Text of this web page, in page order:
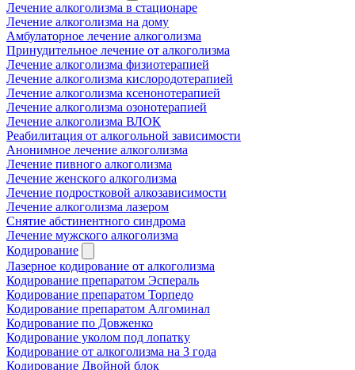
Лечение алкоголизма в стационаре
Лечение алкоголизма на дому
Амбулаторное лечение алкоголизма
Принудительное лечение от алкоголизма
Лечение алкоголизма физиотерапией
Лечение алкоголизма кислородотерапией
Лечение алкоголизма ксенонотерапией
Лечение алкоголизма озонотерапией
Лечение алкоголизма ВЛОК
Реабилитация от алкогольной зависимости
Анонимное лечение алкоголизма
Лечение пивного алкоголизма
Лечение женского алкоголизма
Лечение подростковой алкозависимости
Лечение алкоголизма лазером
Снятие абстинентного синдрома
Лечение мужского алкоголизма
Кодирование
Лазерное кодирование от алкоголизма
Кодирование препаратом Эспераль
Кодирование препаратом Торпедо
Кодирование препаратом Алгоминал
Кодирование по Довженко
Кодирование уколом под лопатку
Кодирование от алкоголизма на 3 года
Кодирование Двойной блок